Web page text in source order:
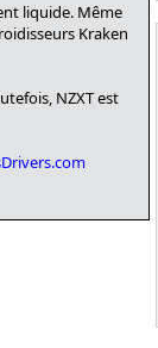
liquide. Même
Kraken
NZXT est